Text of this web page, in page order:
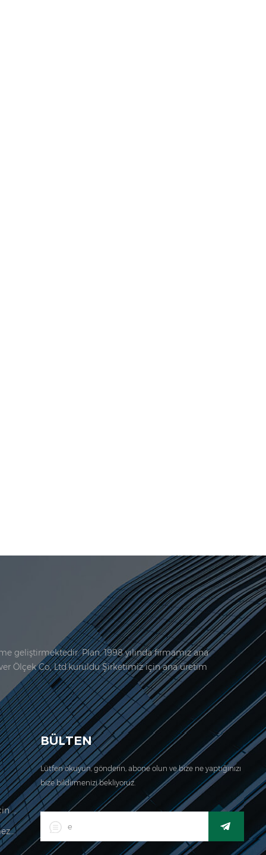
geliştirmektedir. Plan. 1998 yılında firmamız ana
Ölçek Co, Ltd.kuruldu Şirketimiz için ana üretim
Sertifika.
Fiyat Hesaplama Ölçeği Ticaret İçin Yasal
LED Dijital Endüstriyel Su Geçirmez Tartı Göstergesi
BÜLTEN
Lütfen okuyun, gönderin, abone olun ve bize ne yaptığınızı
bize bildirmenizi bekliyoruz.